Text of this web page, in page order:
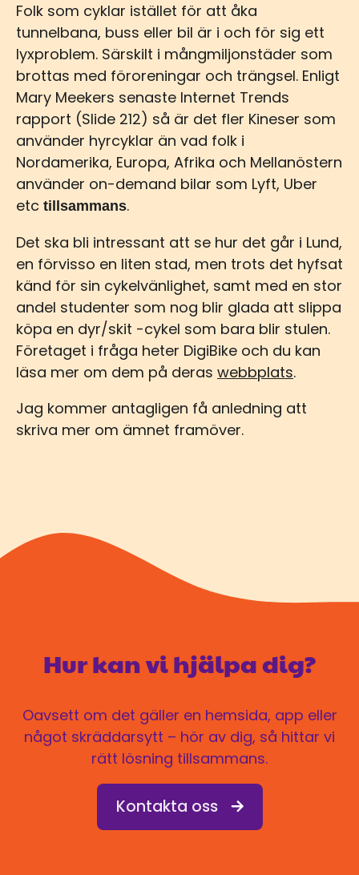
Folk som cyklar istället för att åka
tunnelbana, buss eller bil är i och för sig ett
lyxproblem. Särskilt i mångmiljonstäder som
brottas med föroreningar och trängsel. Enligt
Mary Meekers senaste Internet Trends
rapport (Slide 212) så är det fler Kineser som
använder hyrcyklar än vad folk i
Nordamerika, Europa, Afrika och Mellanöstern
använder on-demand bilar som Lyft, Uber
etc tillsammans.
Det ska bli intressant att se hur det går i Lund,
en förvisso en liten stad, men trots det hyfsat
känd för sin cykelvänlighet, samt med en stor
andel studenter som nog blir glada att slippa
köpa en dyr/skit -cykel som bara blir stulen.
Företaget i fråga heter DigiBike och du kan
läsa mer om dem på deras webbplats.
Jag kommer antagligen få anledning att
skriva mer om ämnet framöver.
Hur kan vi hjälpa dig?
Oavsett om det gäller en hemsida, app eller
något skräddarsytt – hör av dig, så hittar vi
rätt lösning tillsammans.
Kontakta oss